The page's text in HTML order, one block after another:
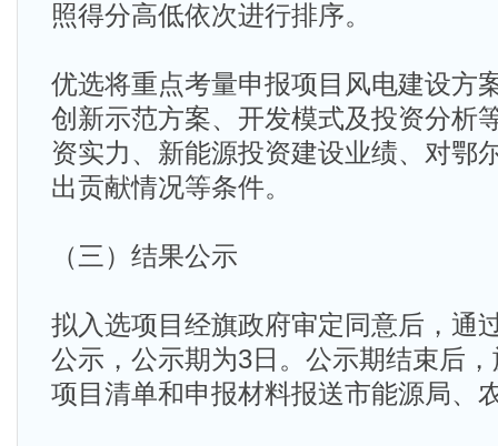
照得分高低依次进行排序。
优选将重点考量申报项目风电建设方
创新示范方案、开发模式及投资分析
资实力、新能源投资建设业绩、对鄂
出贡献情况等条件。
（三）结果公示
拟入选项目经旗政府审定同意后，通
公示，公示期为3日。公示期结束后
项目清单和申报材料报送市能源局、